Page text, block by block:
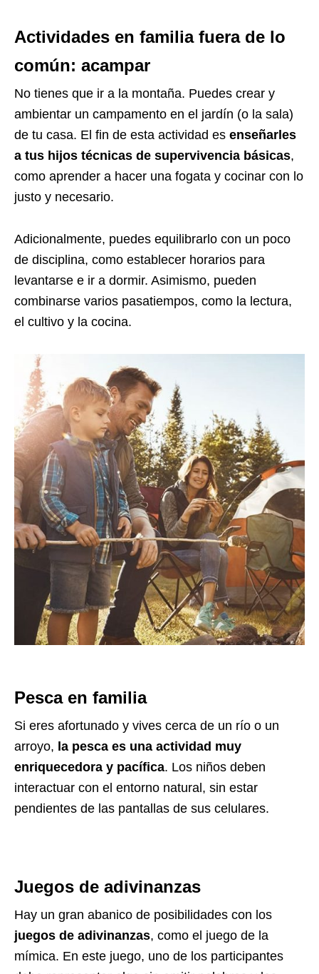
Actividades en familia fuera de lo
común: acampar
No tienes que ir a la montaña. Puedes crear y
ambientar un campamento en el jardín (o la sala)
de tu casa. El fin de esta actividad es enseñarles
a tus hijos técnicas de supervivencia básicas,
como aprender a hacer una fogata y cocinar con lo
justo y necesario.
Adicionalmente, puedes equilibrarlo con un poco
de disciplina, como establecer horarios para
levantarse e ir a dormir. Asimismo, pueden
combinarse varios pasatiempos, como la lectura,
el cultivo y la cocina.
Pesca en familia
Si eres afortunado y vives cerca de un río o un
arroyo, la pesca es una actividad muy
enriquecedora y pacífica. Los niños deben
interactuar con el entorno natural, sin estar
pendientes de las pantallas de sus celulares.
Juegos de adivinanzas
Hay un gran abanico de posibilidades con los
juegos de adivinanzas, como el juego de la
mímica. En este juego, uno de los participantes